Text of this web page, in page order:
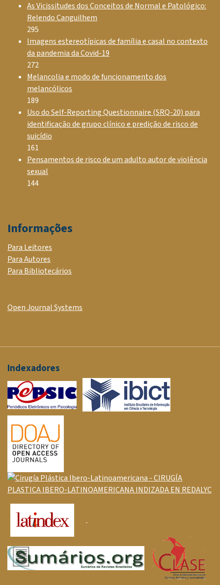
As Vicissitudes dos Conceitos de Normal e Patológico:
Relendo Canguilhem
295
Imagens estereotípicas de família e casal no contexto
da pandemia da Covid-19
272
Melancolia e modo de funcionamento dos
melancólicos
189
Uso do Self-Reporting Questionnaire (SRQ-20) para
identificação de grupo clínico e predição de risco de
suicídio
161
Pensamentos de risco de um adulto autor de violência
sexual
144
Informações
Para Leitores
Para Autores
Para Bibliotecários
Open Journal Systems
Indexadores